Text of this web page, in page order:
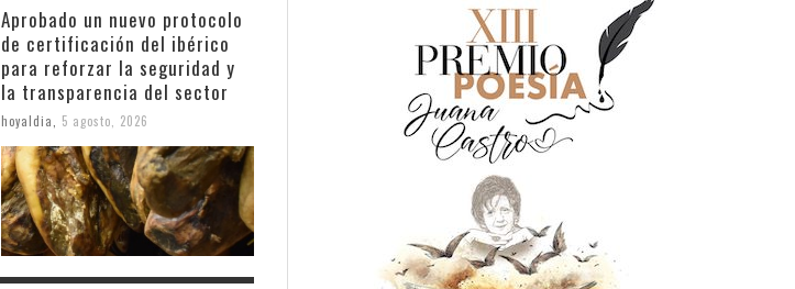
Aprobado un nuevo protocolo
de certificación del ibérico
para reforzar la seguridad y
la transparencia del sector
hoyaldia 5 agosto, 2026